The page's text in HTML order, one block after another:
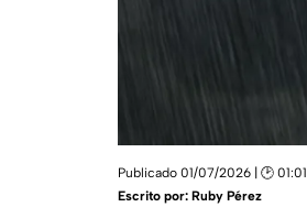
Publicado 01/07/2026 | 🕑 01:01
Escrito por: Ruby Pérez